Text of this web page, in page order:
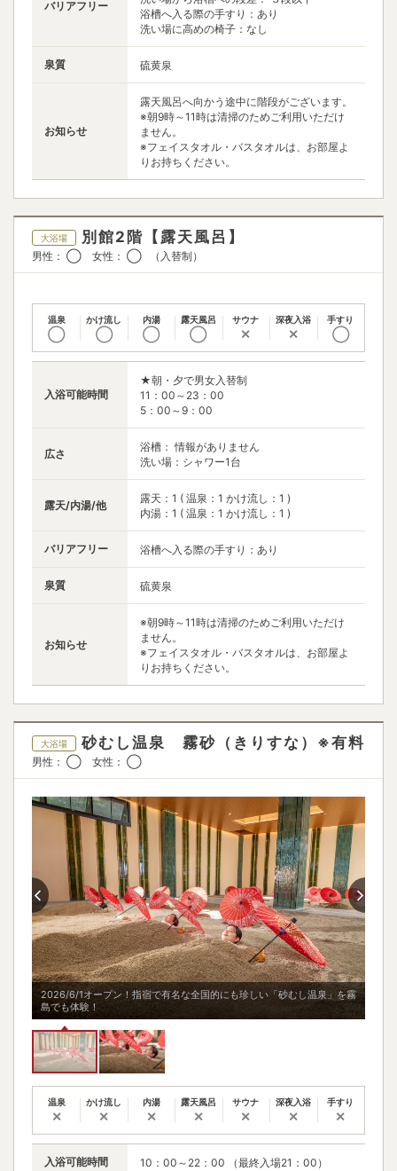
バリアフリー
浴槽へ入る際の手すり：あり
洗い場に高めの椅子：なし
泉質 硫黄泉
お知らせ
露天風呂へ向かう途中に階段がございます。
※朝9時～11時は清掃のためご利用いただけ
ません。
※フェイスタオル・バスタオルは、お部屋よ
りお持ちください。
大浴場 別館2階【露天風呂】
男性： ◯ 女性： ◯ （入替制）
温泉
◯
かけ流し
◯
内湯
◯
露天風呂
◯
サウナ
✕
深夜入浴
✕
手すり
◯
入浴可能時間
★朝・夕で男女入替制
11：00～23：00
5：00～9：00
広さ
浴槽： 情報がありません
洗い場：シャワー1台
露天/内湯/他
露天：1 ( 温泉：1 かけ流し：1 )
内湯：1 ( 温泉：1 かけ流し：1 )
バリアフリー 浴槽へ入る際の手すり：あり
泉質 硫黄泉
お知らせ
※朝9時～11時は清掃のためご利用いただけ
ません。
※フェイスタオル・バスタオルは、お部屋よ
りお持ちください。
大浴場 砂むし温泉 霧砂（きりすな）※有料
男性： ◯ 女性： ◯
2026/6/1オープン！指宿で有名な全国的にも珍しい「砂むし温泉」を霧
島でも体験！
温泉
✕
かけ流し
✕
内湯
✕
露天風呂
✕
サウナ
✕
深夜入浴
✕
手すり
✕
入浴可能時間 10：00～22：00 （最終入場21：00）